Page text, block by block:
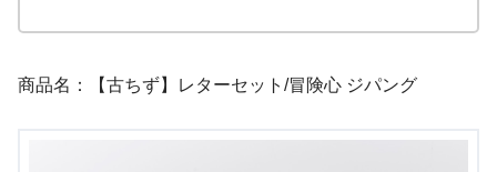
商品名：【古ちず】レターセット/冒険心 ジパング